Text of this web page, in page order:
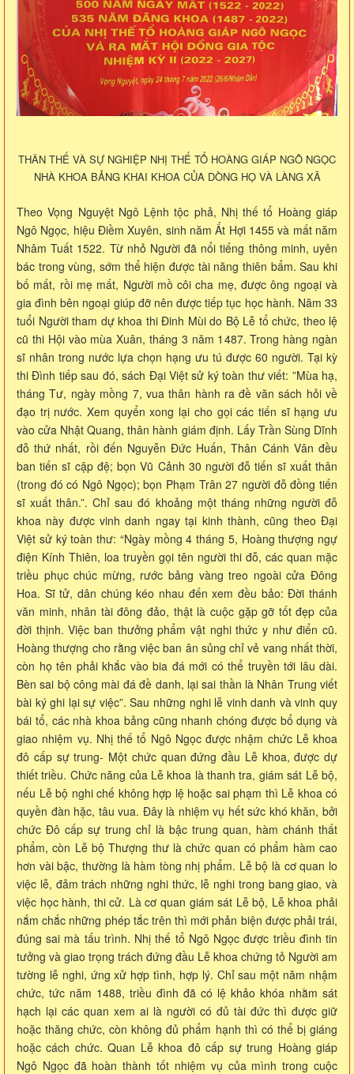
THÂN THẾ VÀ SỰ NGHIỆP NHỊ THẾ TỔ HOÀNG GIÁP NGÔ NGỌC
NHÀ KHOA BẢNG KHAI KHOA CỦA DÒNG HỌ VÀ LÀNG XÃ
Theo Vọng Nguyệt Ngô Lệnh tộc phả, Nhị thế tổ Hoàng giáp
Ngô Ngọc, hiệu Điềm Xuyên, sinh năm Ất Hợi 1455 và mất năm
Nhâm Tuất 1522. Từ nhỏ Người đã nổi tiếng thông minh, uyên
bác trong vùng, sớm thể hiện được tài năng thiên bẩm. Sau khi
bố mất, rồi mẹ mất, Người mồ côi cha mẹ, được ông ngoại và
gia đình bên ngoại giúp đỡ nên được tiếp tục học hành. Năm 33
tuổi Người tham dự khoa thi Đinh Mùi do Bộ Lễ tổ chức, theo lệ
cũ thi Hội vào mùa Xuân, tháng 3 năm 1487. Trong hàng ngàn
sĩ nhân trong nước lựa chọn hạng ưu tú được 60 người. Tại kỳ
thi Đình tiếp sau đó, sách Đại Việt sử ký toàn thư viết: ”Mùa hạ,
tháng Tư, ngày mồng 7, vua thân hành ra đề văn sách hỏi về
đạo trị nước. Xem quyển xong lại cho gọi các tiến sĩ hạng ưu
vào cửa Nhật Quang, thân hành giám định. Lấy Trần Sùng Dĩnh
đỗ thứ nhất, rồi đến Nguyễn Đức Huấn, Thân Cánh Vân đều
ban tiến sĩ cập đệ; bọn Vũ Cảnh 30 người đỗ tiến sĩ xuất thân
(trong đó có Ngô Ngọc); bọn Phạm Trân 27 người đỗ đồng tiến
sĩ xuất thân.”. Chỉ sau đó khoảng một tháng những người đỗ
khoa này được vinh danh ngay tại kinh thành, cũng theo Đại
Việt sử ký toàn thư: “Ngày mồng 4 tháng 5, Hoàng thượng ngự
điện Kính Thiên, loa truyền gọi tên người thi đỗ, các quan mặc
triều phục chúc mừng, rước bảng vàng treo ngoài cửa Đông
Hoa. Sĩ tử, dân chúng kéo nhau đến xem đều bảo: Đời thánh
văn minh, nhân tài đông đảo, thật là cuộc gặp gỡ tốt đẹp của
đời thịnh. Việc ban thưởng phẩm vật nghi thức y như điển cũ.
Hoàng thượng cho rằng việc ban ân sủng chỉ vẻ vang nhất thời,
còn họ tên phải khắc vào bia đá mới có thể truyền tới lâu dài.
Bèn sai bộ công mài đá đề danh, lại sai thần là Nhân Trung viết
bài ký ghi lại sự việc”. Sau những nghi lễ vinh danh và vinh quy
bái tổ, các nhà khoa bảng cũng nhanh chóng được bổ dụng và
giao nhiệm vụ. Nhị thế tổ Ngô Ngọc được nhậm chức Lễ khoa
đô cấp sự trung- Một chức quan đứng đầu Lễ khoa, được dự
thiết triều. Chức năng của Lễ khoa là thanh tra, giám sát Lễ bộ,
nếu Lễ bộ nghi chế không hợp lệ hoặc sai phạm thì Lễ khoa có
quyền đàn hặc, tâu vua. Đây là nhiệm vụ hết sức khó khăn, bởi
chức Đô cấp sự trung chỉ là bậc trung quan, hàm chánh thất
phẩm, còn Lễ bộ Thượng thư là chức quan có phẩm hàm cao
hơn vài bậc, thường là hàm tòng nhị phẩm. Lễ bộ là cơ quan lo
việc lễ, đảm trách những nghi thức, lễ nghi trong bang giao, và
việc học hành, thi cử. Là cơ quan giám sát Lễ bộ, Lễ khoa phải
nắm chắc những phép tắc trên thì mới phản biện được phải trái,
đúng sai mà tấu trình. Nhị thế tổ Ngô Ngọc được triều đình tin
tưởng và giao trọng trách đứng đầu Lễ khoa chứng tỏ Người am
tường lễ nghi, ứng xử hợp tình, hợp lý. Chỉ sau một năm nhậm
chức, tức năm 1488, triều đình đã có lệ khảo khóa nhằm sát
hạch lại các quan xem ai là người có đủ tài đức thì được giữ
hoặc thăng chức, còn không đủ phẩm hạnh thì có thể bị giáng
hoặc cách chức. Quan Lễ khoa đô cấp sự trung Hoàng giáp
Ngô Ngọc đã hoàn thành tốt nhiệm vụ của mình trong cuộc